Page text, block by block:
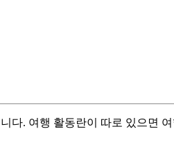
다. 여행 활동란이 따로 있으면